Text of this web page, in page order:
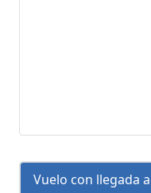
Vuelo con llegada